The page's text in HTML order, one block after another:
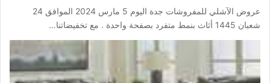
عروض الآشلي للمفروشات جدة اليوم 5 مارس 2024 الموافق 24
شعبان 1445 أثاث بنمط متفرد بصفحة واحدة . مع تخفيضاتنا…